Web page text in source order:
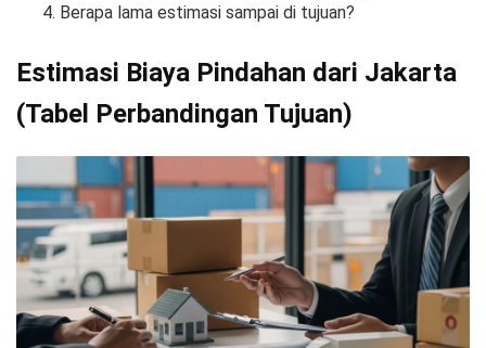
Berapa lama estimasi sampai di tujuan?
Estimasi Biaya Pindahan dari Jakarta
(Tabel Perbandingan Tujuan)